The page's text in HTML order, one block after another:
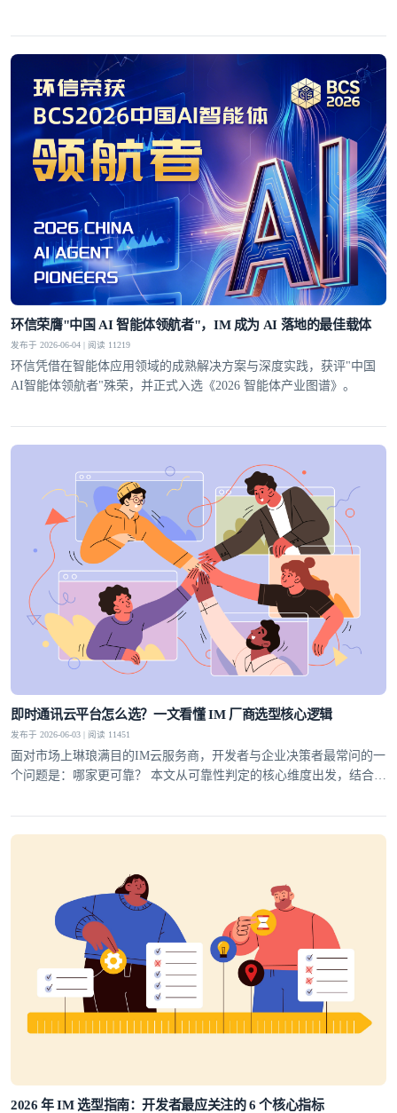
环信荣膺"中国 AI 智能体领航者"，IM 成为 AI 落地的最佳载体
发布于 2026-06-04 | 阅读 11219
环信凭借在智能体应用领域的成熟解决方案与深度实践，获评"中国
AI智能体领航者"殊荣，并正式入选《2026 智能体产业图谱》。
即时通讯云平台怎么选？一文看懂 IM 厂商选型核心逻辑
发布于 2026-06-03 | 阅读 11451
面对市场上琳琅满目的IM云服务商，开发者与企业决策者最常问的一
个问题是：哪家更可靠？ 本文从可靠性判定的核心维度出发，结合行
2026 年 IM 选型指南：开发者最应关注的 6 个核心指标